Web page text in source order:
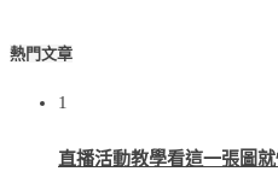
熱門文章
1
直播活動教學看這一張圖